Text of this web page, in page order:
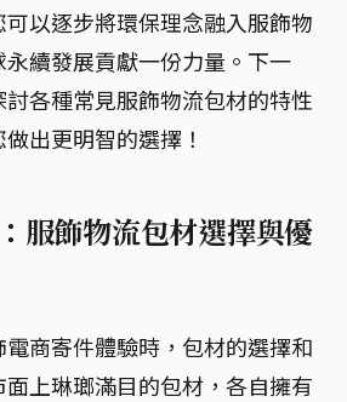
以逐步將環保理念融入服飾物
續發展貢獻一份力量。下一
各種常見服飾物流包材的特性
出更明智的選擇！
服飾物流包材選擇與優
商寄件體驗時，包材的選擇和
上琳瑯滿目的包材，各自擁有